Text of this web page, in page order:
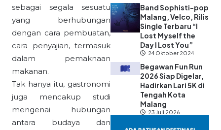
sebagai segala sesuatu
yang berhubungan
dengan cara pembuatan,
cara penyajian, termasuk
dalam pemaknaan
makanan.
Tak hanya itu, gastronomi
juga mencakup studi
mengenai hubungan
antara budaya dan
Band Sophisti-pop
Malang, Velco, Rilis
Single Terbaru “I
Lost Myself the
Day I Lost You”
24 Oktober 2024
Begawan Fun Run
2026 Siap Digelar,
Hadirkan Lari 5K di
Tengah Kota
Malang
23 Juli 2026